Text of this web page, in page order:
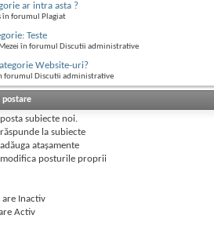
ar intra asta ?
în forumul Plagiat
Teste
în forumul Discutii administrative
Website-uri?
forumul Discutii administrative
postare
posta subiecte noi.
răspunde la subiecte
adăuga ataşamente
modifica posturile proprii
are Inactiv
Activ